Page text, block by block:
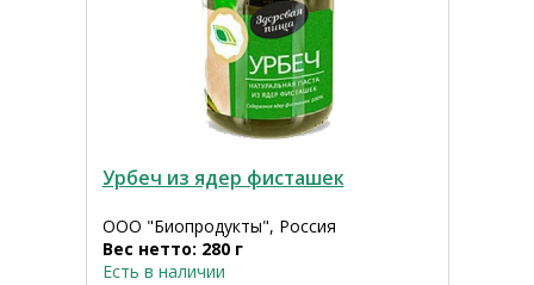
Урбеч из ядер фисташек
ООО "Биопродукты", Россия
Вес нетто: 280 г
Есть в наличии